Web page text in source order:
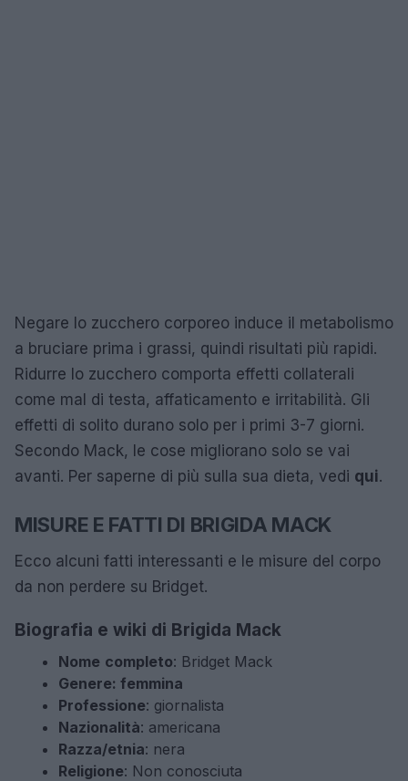
Negare lo zucchero corporeo induce il metabolismo
a bruciare prima i grassi, quindi risultati più rapidi.
Ridurre lo zucchero comporta effetti collaterali
come mal di testa, affaticamento e irritabilità. Gli
effetti di solito durano solo per i primi 3-7 giorni.
Secondo Mack, le cose migliorano solo se vai
avanti. Per saperne di più sulla sua dieta, vedi qui.
MISURE E FATTI DI BRIGIDA MACK
Ecco alcuni fatti interessanti e le misure del corpo
da non perdere su Bridget.
Biografia e wiki di Brigida Mack
Nome completo: Bridget Mack
Genere: femmina
Professione: giornalista
Nazionalità: americana
Razza/etnia: nera
Religione: Non conosciuta